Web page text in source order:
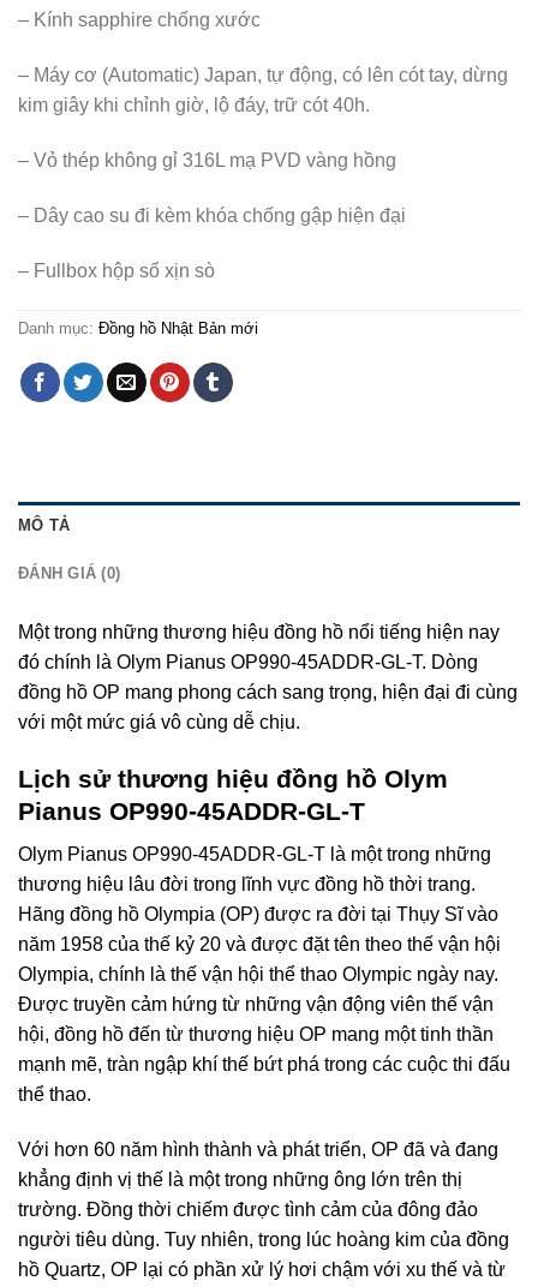
– Kính sapphire chống xước
– Máy cơ (Automatic) Japan, tự động, có lên cót tay, dừng
kim giây khi chỉnh giờ, lộ đáy, trữ cót 40h.
– Vỏ thép không gỉ 316L mạ PVD vàng hồng
– Dây cao su đi kèm khóa chống gập hiện đại
– Fullbox hộp sổ xịn sò
Danh mục: Đồng hồ Nhật Bản mới
MÔ TẢ
ĐÁNH GIÁ (0)
Một trong những thương hiệu đồng hồ nổi tiếng hiện nay
đó chính là Olym Pianus OP990-45ADDR-GL-T. Dòng
đồng hồ OP mang phong cách sang trọng, hiện đại đi cùng
với một mức giá vô cùng dễ chịu.
Lịch sử thương hiệu đồng hồ Olym
Pianus OP990-45ADDR-GL-T
Olym Pianus OP990-45ADDR-GL-T là một trong những
thương hiệu lâu đời trong lĩnh vực đồng hồ thời trang.
Hãng đồng hồ Olympia (OP) được ra đời tại Thụy Sĩ vào
năm 1958 của thế kỷ 20 và được đặt tên theo thế vận hội
Olympia, chính là thế vận hội thể thao Olympic ngày nay.
Được truyền cảm hứng từ những vận động viên thế vận
hội, đồng hồ đến từ thương hiệu OP mang một tinh thần
mạnh mẽ, tràn ngập khí thế bứt phá trong các cuộc thi đấu
thể thao.
Với hơn 60 năm hình thành và phát triển, OP đã và đang
khẳng định vị thế là một trong những ông lớn trên thị
trường. Đồng thời chiếm được tình cảm của đông đảo
người tiêu dùng. Tuy nhiên, trong lúc hoàng kim của đồng
hồ Quartz, OP lại có phần xử lý hơi chậm với xu thế và từ